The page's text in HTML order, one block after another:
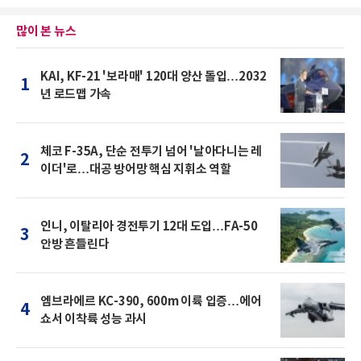
많이 본 뉴스
1
KAI, KF-21 '보라매' 120대 양산 돌입…2032
년 로드맵 가속
2
체코 F-35A, 단순 전투기 넘어 '날아다니는 레
이더'로…대공 방어망 핵심 지휘소 역할
3
인니, 이탈리아 경전투기 12대 도입…FA-50
안방 흔들린다
4
엠브라에르 KC-390, 600m 이륙 입증…에어
쇼서 이착륙 성능 과시